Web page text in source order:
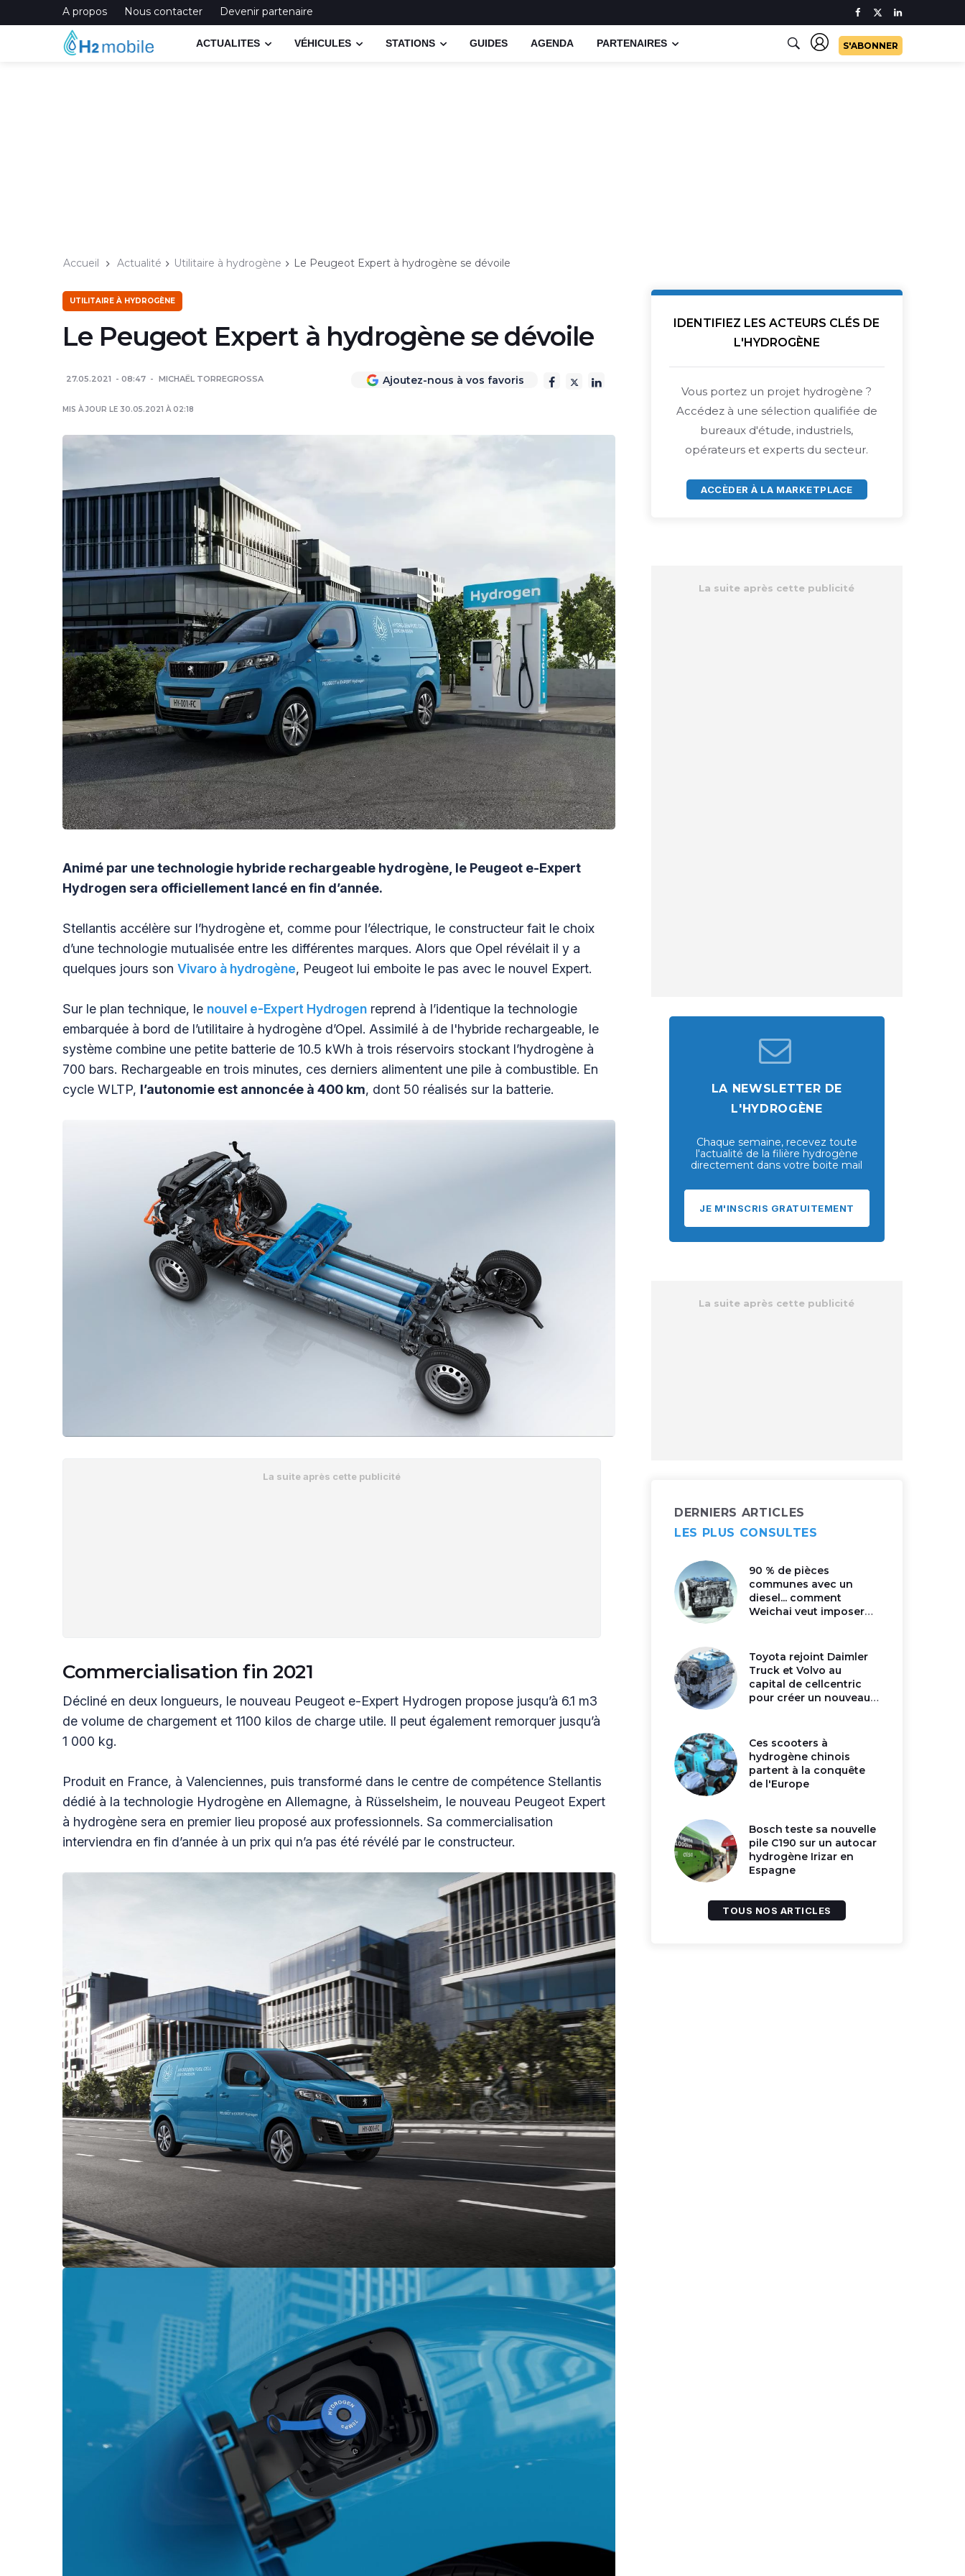
A propos Nous contacter Devenir partenaire
ACTUALITES VÉHICULES STATIONS GUIDES AGENDA PARTENAIRES S'ABONNER
Accueil Actualité Utilitaire à hydrogène Le Peugeot Expert à hydrogène se dévoile
UTILITAIRE À HYDROGÈNE
Le Peugeot Expert à hydrogène se dévoile
27.05.2021 08:47 MICHAËL TORREGROSSA Ajoutez-nous à vos favoris
MIS À JOUR LE 30.05.2021 À 02:18
Animé par une technologie hybride rechargeable hydrogène, le Peugeot e-Expert
Hydrogen sera officiellement lancé en fin d’année.
Stellantis accélère sur l’hydrogène et, comme pour l’électrique, le constructeur fait le choix
d’une technologie mutualisée entre les différentes marques. Alors que Opel révélait il y a
quelques jours son Vivaro à hydrogène, Peugeot lui emboite le pas avec le nouvel Expert.
Sur le plan technique, le nouvel e-Expert Hydrogen reprend à l’identique la technologie
embarquée à bord de l’utilitaire à hydrogène d’Opel. Assimilé à de l'hybride rechargeable, le
système combine une petite batterie de 10.5 kWh à trois réservoirs stockant l’hydrogène à
700 bars. Rechargeable en trois minutes, ces derniers alimentent une pile à combustible. En
cycle WLTP, l’autonomie est annoncée à 400 km, dont 50 réalisés sur la batterie.
Commercialisation fin 2021
Décliné en deux longueurs, le nouveau Peugeot e-Expert Hydrogen propose jusqu’à 6.1 m3
de volume de chargement et 1100 kilos de charge utile. Il peut également remorquer jusqu’à
1 000 kg.
Produit en France, à Valenciennes, puis transformé dans le centre de compétence Stellantis
dédié à la technologie Hydrogène en Allemagne, à Rüsselsheim, le nouveau Peugeot Expert
à hydrogène sera en premier lieu proposé aux professionnels. Sa commercialisation
interviendra en fin d’année à un prix qui n’a pas été révélé par le constructeur.
IDENTIFIEZ LES ACTEURS CLÉS DE
L'HYDROGÈNE
Vous portez un projet hydrogène ?
Accédez à une sélection qualifiée de
bureaux d'étude, industriels,
opérateurs et experts du secteur.
ACCÈDER À LA MARKETPLACE
LA NEWSLETTER DE
L'HYDROGÈNE
Chaque semaine, recevez toute
l'actualité de la filière hydrogène
directement dans votre boite mail
JE M'INSCRIS GRATUITEMENT
DERNIERS ARTICLES
LES PLUS CONSULTES
90 % de pièces
communes avec un
diesel... comment
Weichai veut imposer
Toyota rejoint Daimler
Truck et Volvo au
capital de cellcentric
pour créer un nouveau
Ces scooters à
hydrogène chinois
partent à la conquête
de l'Europe
Bosch teste sa nouvelle
pile C190 sur un autocar
hydrogène Irizar en
Espagne
TOUS NOS ARTICLES